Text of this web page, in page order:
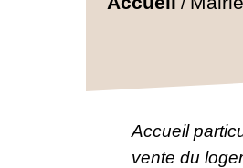
Accueil
vente du